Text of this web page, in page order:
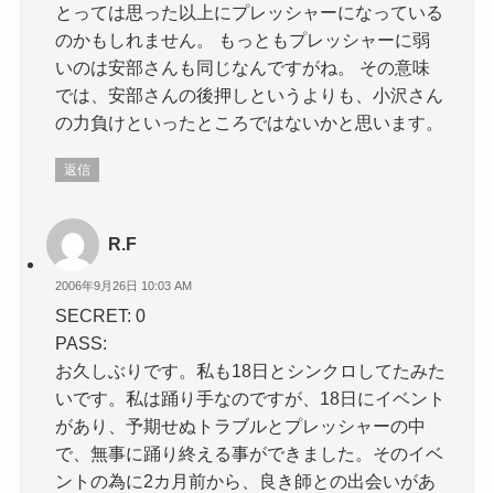
とっては思った以上にプレッシャーになっている
のかもしれません。 もっともプレッシャーに弱
いのは安部さんも同じなんですがね。 その意味
では、安部さんの後押しというよりも、小沢さん
の力負けといったところではないかと思います。
返信
R.F
2006年9月26日 10:03 AM
SECRET: 0
PASS:
お久しぶりです。私も18日とシンクロしてたみた
いです。私は踊り手なのですが、18日にイベント
があり、予期せぬトラブルとプレッシャーの中
で、無事に踊り終える事ができました。そのイベ
ントの為に2カ月前から、良き師との出会いがあ